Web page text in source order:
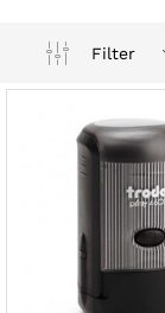
Filter